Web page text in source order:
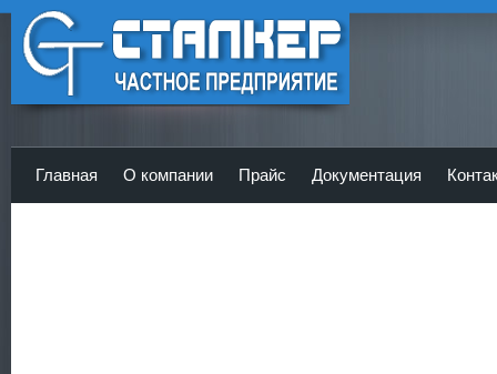
ЧП Сталкер - Главная
Главная О компании Прайс Документация